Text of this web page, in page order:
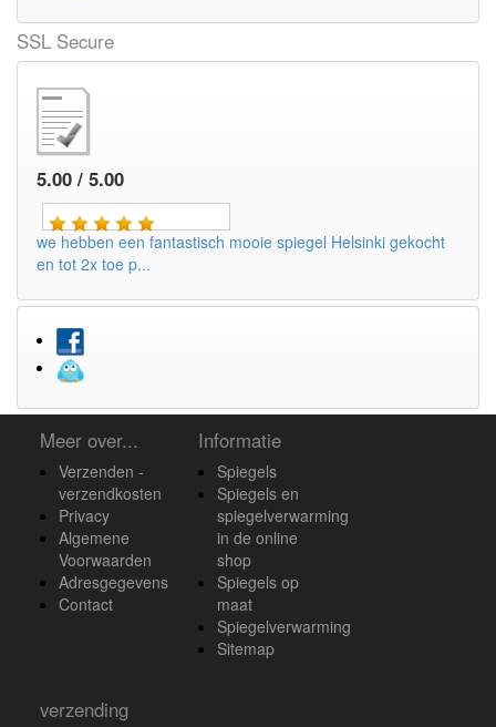
SSL Secure
5.00 / 5.00
we hebben een fantastisch mooie spiegel Helsinki gekocht
en tot 2x toe p...
Meer over...
Verzenden -
verzendkosten
Privacy
Algemene
Voorwaarden
Adresgegevens
Contact
Informatie
Spiegels
Spiegels en
spiegelverwarming
in de online
shop
Spiegels op
maat
Spiegelverwarming
Sitemap
verzending